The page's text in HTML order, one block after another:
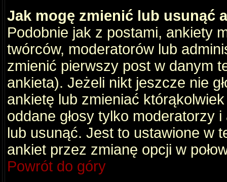
Jak mogę zmienić lub usunąć
Podobnie jak z postami, ankiety
twórców, moderatorów lub
zmienić pierwszy post w danym
ankieta). Jeżeli nikt jeszcze nie
ankietę lub zmieniać
oddane głosy tylko moderatorzy
lub usunąć. Jest to ustawione w
ankiet przez zmianę opcji w
Powrót do góry